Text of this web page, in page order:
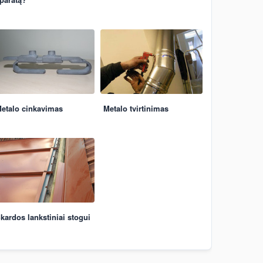
cinkavimas Metalo tvirtinimas
lankstiniai stogui